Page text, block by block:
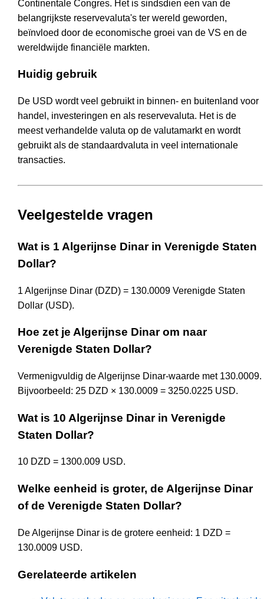
Continentale Congres. Het is sindsdien een van de
belangrijkste reservevaluta's ter wereld geworden,
beïnvloed door de economische groei van de VS en de
wereldwijde financiële markten.
Huidig gebruik
De USD wordt veel gebruikt in binnen- en buitenland voor
handel, investeringen en als reservevaluta. Het is de
meest verhandelde valuta op de valutamarkt en wordt
gebruikt als de standaardvaluta in veel internationale
transacties.
Veelgestelde vragen
Wat is 1 Algerijnse Dinar in Verenigde Staten
Dollar?
1 Algerijnse Dinar (DZD) = 130.0009 Verenigde Staten
Dollar (USD).
Hoe zet je Algerijnse Dinar om naar
Verenigde Staten Dollar?
Vermenigvuldig de Algerijnse Dinar-waarde met 130.0009.
Bijvoorbeeld: 25 DZD × 130.0009 = 3250.0225 USD.
Wat is 10 Algerijnse Dinar in Verenigde
Staten Dollar?
10 DZD = 1300.009 USD.
Welke eenheid is groter, de Algerijnse Dinar
of de Verenigde Staten Dollar?
De Algerijnse Dinar is de grotere eenheid: 1 DZD =
130.0009 USD.
Gerelateerde artikelen